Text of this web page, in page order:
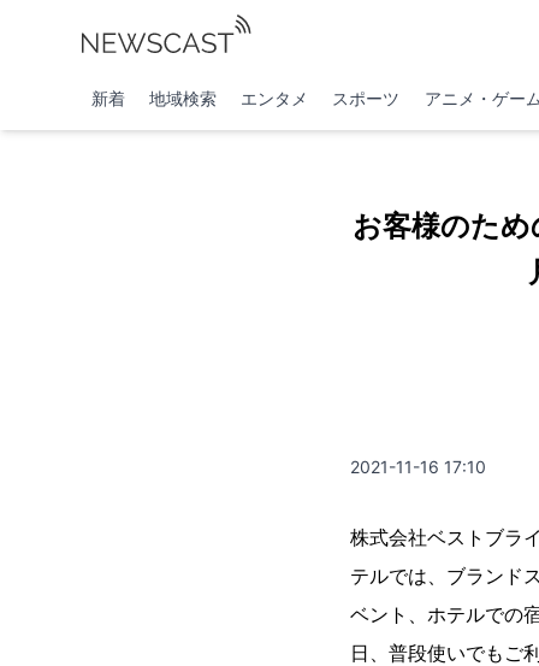
新着 地域検索 エンタメ スポーツ アニメ・ゲー
お客様のた
2021-11-16 17:10
株式会社ベストブラ
テルでは、ブランド
ベント、ホテルでの
日、普段使いでもご